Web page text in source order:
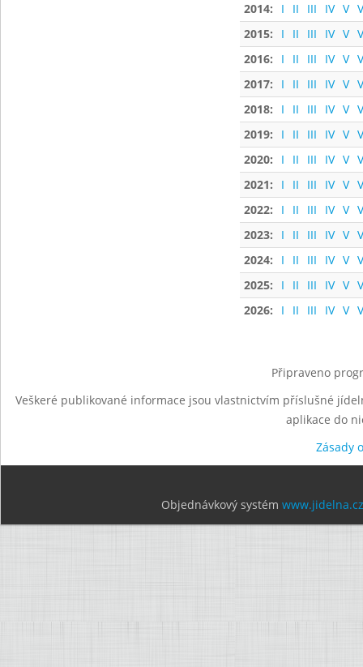
2014:
I II III IV V
2015:
I II III IV V
2016:
I II III IV V
2017:
I II III IV V
2018:
I II III IV V
2019:
I II III IV V
2020:
I II III IV V
2021:
I II III IV V
2022:
I II III IV V
2023:
I II III IV V
2024:
I II III IV V
2025:
I II III IV V
2026:
I II III IV V
Připraveno
Veškeré publikované informace jsou vlastnictvím příslušné
aplikace do
Zásady
Objednávkový systém www.jidelna.cz